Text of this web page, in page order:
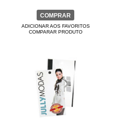
COMPRAR
ADICIONAR AOS FAVORITOS
COMPARAR PRODUTO